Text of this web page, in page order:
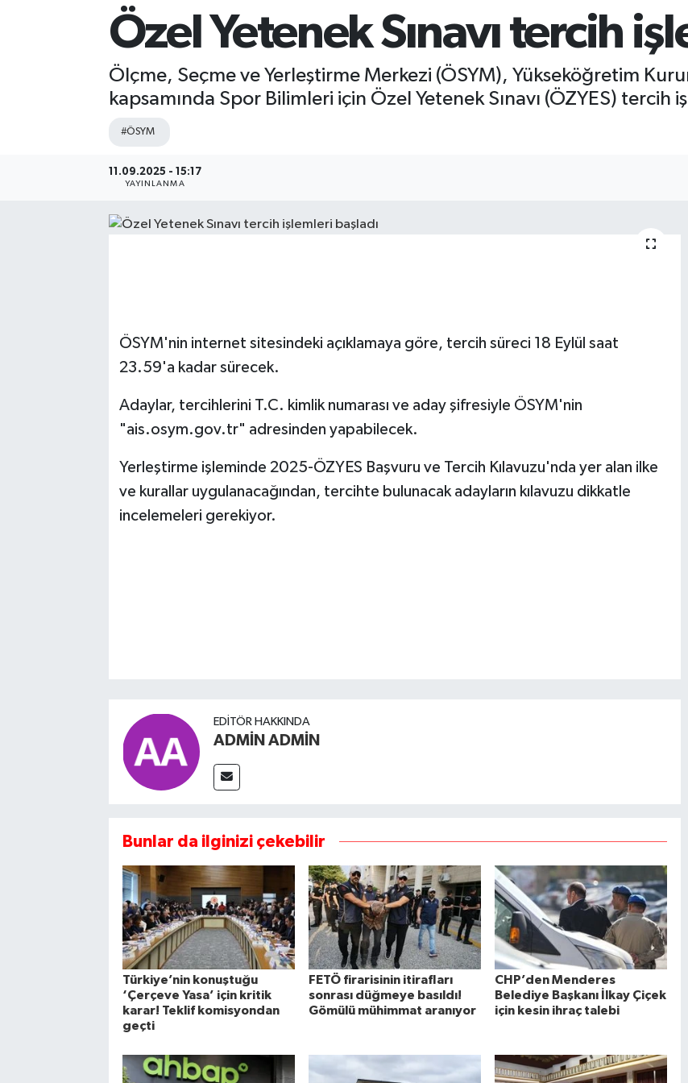
Özel Yetenek Sınavı tercih
Ölçme, Seçme ve Yerleştirme Merkezi (ÖSYM), Yükseköğretim
kapsamında Spor Bilimleri için Özel Yetenek Sınavı (ÖZYES) tercih
#ÖSYM
11.09.2025 - 15:17
YAYINLANMA
ÖSYM'nin internet sitesindeki açıklamaya göre, tercih süreci 18 Eylül saat
23.59'a kadar sürecek.
Adaylar, tercihlerini T.C. kimlik numarası ve aday şifresiyle ÖSYM'nin
"ais.osym.gov.tr" adresinden yapabilecek.
Yerleştirme işleminde 2025-ÖZYES Başvuru ve Tercih Kılavuzu'nda yer alan ilke
ve kurallar uygulanacağından, tercihte bulunacak adayların kılavuzu dikkatle
incelemeleri gerekiyor.
EDITÖR HAKKINDA
ADMİN ADMİN
Bunlar da ilginizi çekebilir
Türkiye’nin konuştuğu
‘Çerçeve Yasa’ için kritik
karar! Teklif komisyondan
geçti
FETÖ firarisinin itirafları
sonrası düğmeye basıldı!
Gömülü mühimmat aranıyor
CHP’den Menderes
Belediye Başkanı İlkay Çiçek
için kesin ihraç talebi